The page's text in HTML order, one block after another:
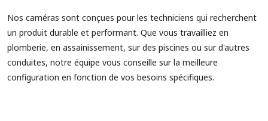
Nos caméras sont conçues pour les techniciens qui recherchent
un produit durable et performant. Que vous travailliez en
plomberie, en assainissement, sur des piscines ou sur d'autres
conduites, notre équipe vous conseille sur la meilleure
configuration en fonction de vos besoins spécifiques.